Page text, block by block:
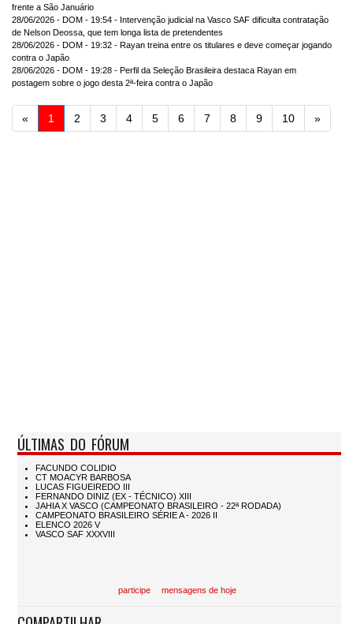
frente a São Januário
28/06/2026 - DOM - 19:54 - Intervenção judicial na Vasco SAF dificulta contratação
de Nelson Deossa, que tem longa lista de pretendentes
28/06/2026 - DOM - 19:32 - Rayan treina entre os titulares e deve começar jogando
contra o Japão
28/06/2026 - DOM - 19:28 - Perfil da Seleção Brasileira destaca Rayan em
postagem sobre o jogo desta 2ª-feira contra o Japão
« Anterior
1 2 3 4 5 6 7 8 9 10 »
ÚLTIMAS DO FÓRUM
participe mensagens de hoje